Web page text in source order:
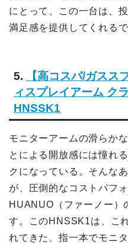
にとって、この一台は、
満足感を提供してくれるで
5.
【高コスパ/ガスス
ィスプレイアーム ク
HNSSK1
モニターアームの滑らか
とによる開放感には憧れ
クになっている。そんな
が、圧倒的なコストパフ
HUANUO（ファーノー）
す。このHNSSK1は、こ
れてきた、指一本でモニ